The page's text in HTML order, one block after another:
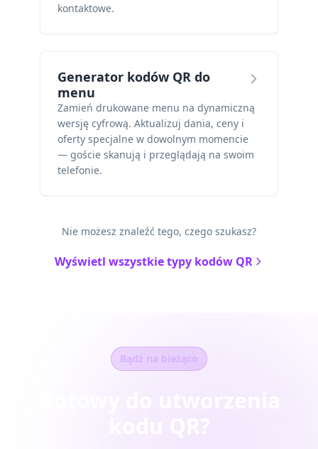
kontaktowe.
Generator kodów QR do
menu
Zamień drukowane menu na dynamiczną
wersję cyfrową. Aktualizuj dania, ceny i
oferty specjalne w dowolnym momencie
— goście skanują i przeglądają na swoim
telefonie.
Nie możesz znaleźć tego, czego szukasz?
Wyświetl wszystkie typy kodów QR
Bądź na bieżąco